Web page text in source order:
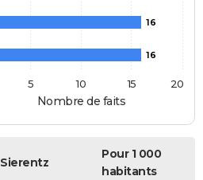
Nombre de faits
16
16
5 10 15 20
Sierentz
Pour 1 000
habitants